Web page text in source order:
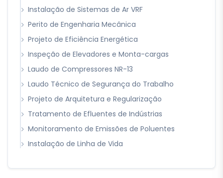
Instalação de Sistemas de Ar VRF
Perito de Engenharia Mecânica
Projeto de Eficiência Energética
Inspeção de Elevadores e Monta-cargas
Laudo de Compressores NR-13
Laudo Técnico de Segurança do Trabalho
Projeto de Arquitetura e Regularização
Tratamento de Efluentes de Indústrias
Monitoramento de Emissões de Poluentes
Instalação de Linha de Vida